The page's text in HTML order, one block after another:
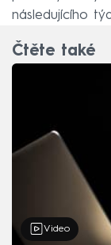
následujícího
Čtěte také
Video